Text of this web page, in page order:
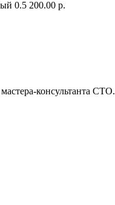
0.5 200.00 р.
консультанта СТО.